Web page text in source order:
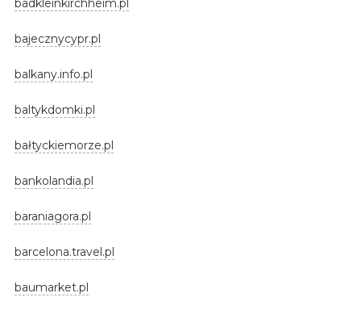
badkleinkirchheim.pl
bajecznycypr.pl
balkany.info.pl
baltykdomki.pl
bałtyckiemorze.pl
bankolandia.pl
baraniagora.pl
barcelona.travel.pl
baumarket.pl